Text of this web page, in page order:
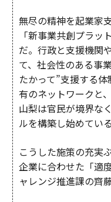
無尽の精神を起業家
「新事業共創プラッ
だ。行政と支援機関
て、社会性のある事
たかって”支援する
有のネットワークと
山梨は官民が境界な
ルを構築し始めてい
こうした施策の充実
企業に合わせた「適
ャレンジ推進課の齊